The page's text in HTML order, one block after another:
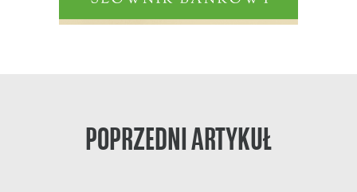
POPRZEDNI ARTYKUŁ